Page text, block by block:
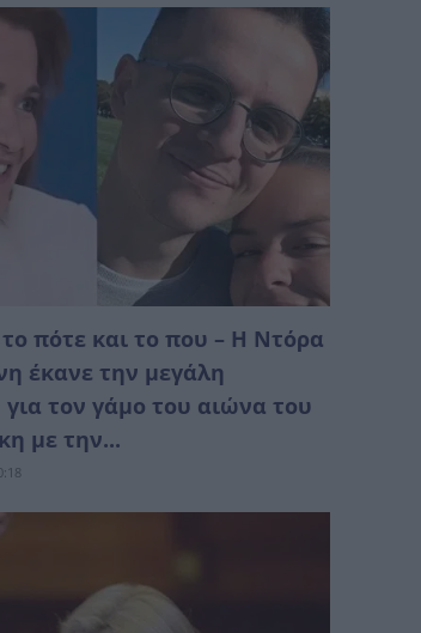
πότε και το που – Η Ντόρα
έκανε την μεγάλη
τον γάμο του αιώνα του
με την...